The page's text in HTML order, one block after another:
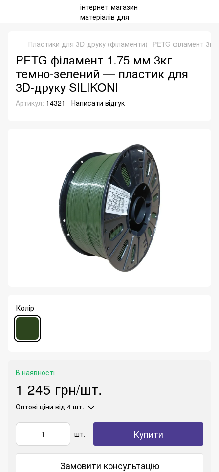
Пластики для 3D‑друку (філаменти) PETG філамент
PETG філамент 1.75 мм 3кг
темно-зелений — пластик для
3D-друку SILIKONI
Артикул: 14321 Написати відгук
Колір
В наявності
1 245 грн/шт.
Оптові ціни від 4 шт.
шт. Купити
Замовити консультацію